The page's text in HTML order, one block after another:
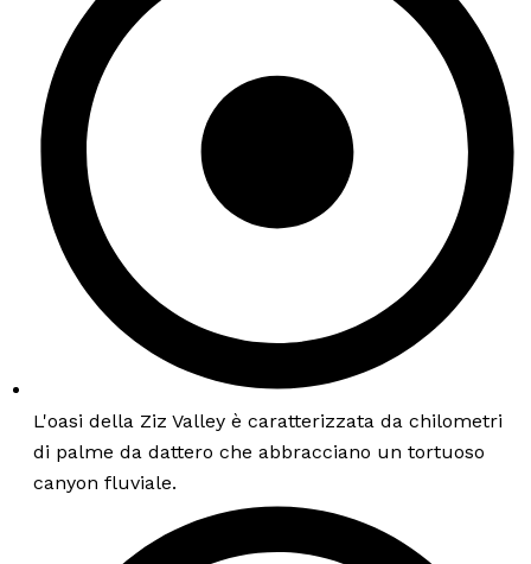
L'oasi della Ziz Valley è caratterizzata da chilometri
di palme da dattero che abbracciano un tortuoso
canyon fluviale.